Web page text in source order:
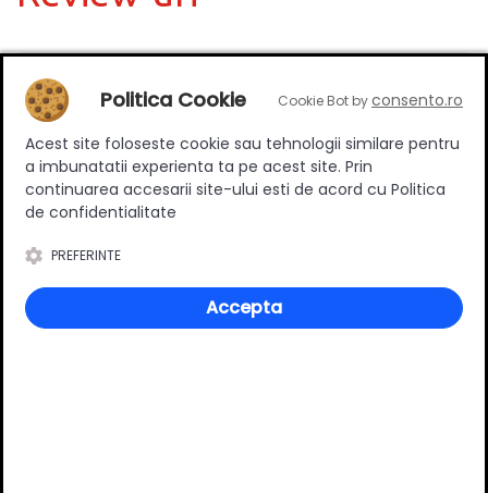
Deții sau ai utilizat produsul?
Spune-ți părerea acordând o nota produsului
Adaugă un review
Ratingul general al produsului
Politica Cookie Cookie Bot byconsento.ro
Acest site foloseste cookie sau tehnologii similare pentru
a imbunatatii experienta ta pe acest site. Prin
continuarea accesarii site-ului esti de acord cu Politica
de confidentialitate
PREFERINTE
Accepta